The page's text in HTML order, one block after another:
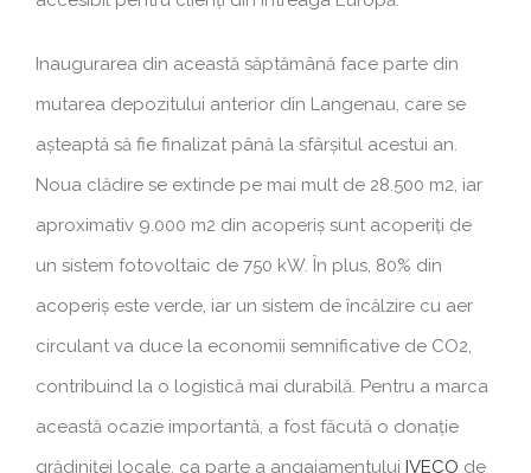
Inaugurarea din această săptămână face parte din
mutarea depozitului anterior din Langenau, care se
așteaptă să fie finalizat până la sfârșitul acestui an.
Noua clădire se extinde pe mai mult de 28.500 m2, iar
aproximativ 9.000 m2 din acoperiș sunt acoperiți de
un sistem fotovoltaic de 750 kW. În plus, 80% din
acoperiș este verde, iar un sistem de încălzire cu aer
circulant va duce la economii semnificative de CO2,
contribuind la o logistică mai durabilă. Pentru a marca
această ocazie importantă, a fost făcută o donație
grădiniței locale, ca parte a angajamentului IVECO de